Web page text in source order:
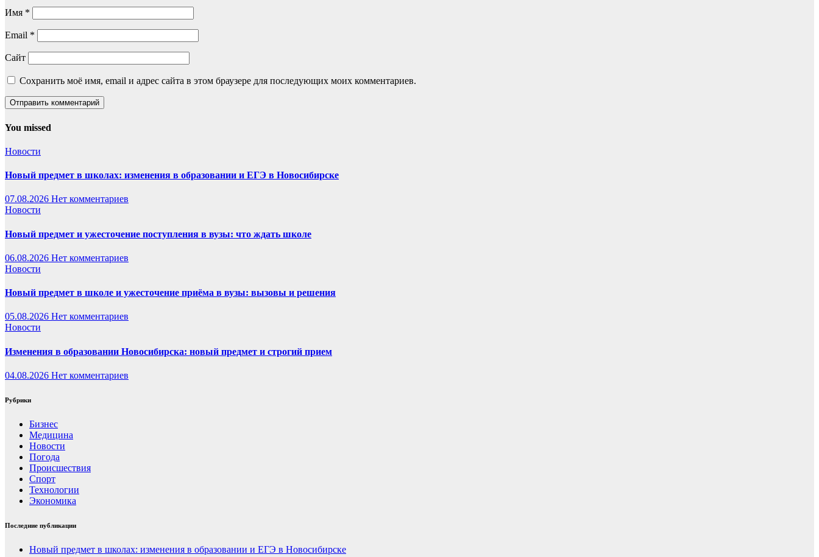
Имя *
Email *
Сайт
Сохранить моё имя, email и адрес сайта в этом браузере для последующих моих комментариев.
You missed
Новости
Новый предмет в школах: изменения в образовании и ЕГЭ в Новосибирске
07.08.2026 Нет комментариев
Новости
Новый предмет и ужесточение поступления в вузы: что ждать школе
06.08.2026 Нет комментариев
Новости
Новый предмет в школе и ужесточение приёма в вузы: вызовы и решения
05.08.2026 Нет комментариев
Новости
Изменения в образовании Новосибирска: новый предмет и строгий прием
04.08.2026 Нет комментариев
Рубрики
Бизнес
Медицина
Новости
Погода
Происшествия
Спорт
Технологии
Экономика
Последние публикации
Новый предмет в школах: изменения в образовании и ЕГЭ в Новосибирске